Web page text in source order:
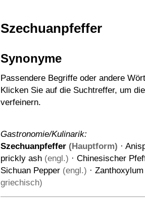
Szechuanpfeffer
Synonyme
Passendere Begriffe oder andere
Klicken Sie auf die Suchtreffer, um
verfeinern.
Gastronomie/Kulinarik:
Szechuanpfeffer (Hauptform) ·
prickly ash (engl.) · Chinesischer
Sichuan Pepper (engl.) ·
griechisch)